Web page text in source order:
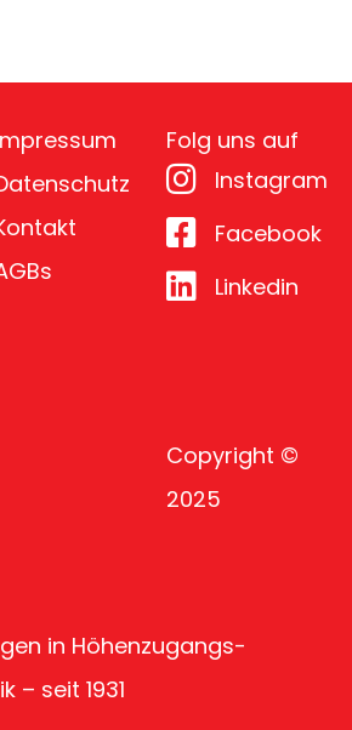
in Höhenzugangs-
– seit 1931
Folg uns auf
Instagram
Facebook
Linkedin
Copyright ©
2025